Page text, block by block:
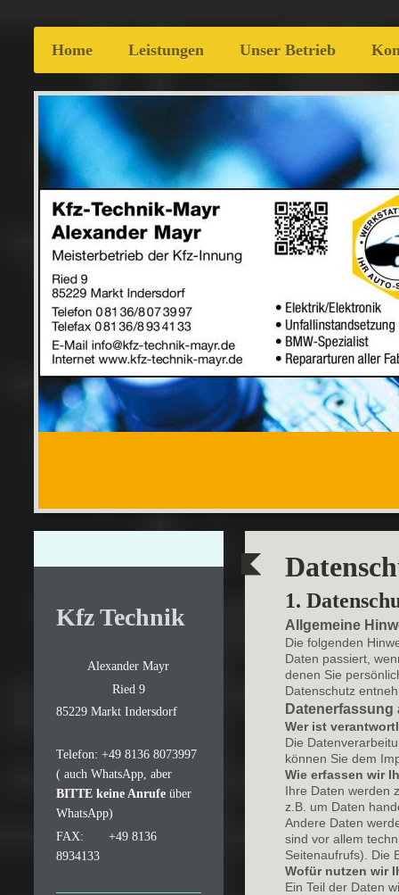
Home Leistungen Unser Betrieb
1.
Allgemeine
Die folgenden
Daten passiert,
denen Sie
Datenschutz
Datenerfassung
Wer ist
Die
können Sie dem
Wie erfassen wir
Ihre Daten werden
z.B. um Daten
Andere Daten
sind vor allem
Seitenaufrufs). Die
Wofür nutzen wir
Ein Teil der Daten
Kfz Technik
Alexander Mayr
Ried 9
85229 Markt Indersdorf
Telefon: +49 8136 8073997
( auch WhatsApp, aber
BITTE keine Anrufeüber
WhatsApp)
FAX: +49 8136
8934133